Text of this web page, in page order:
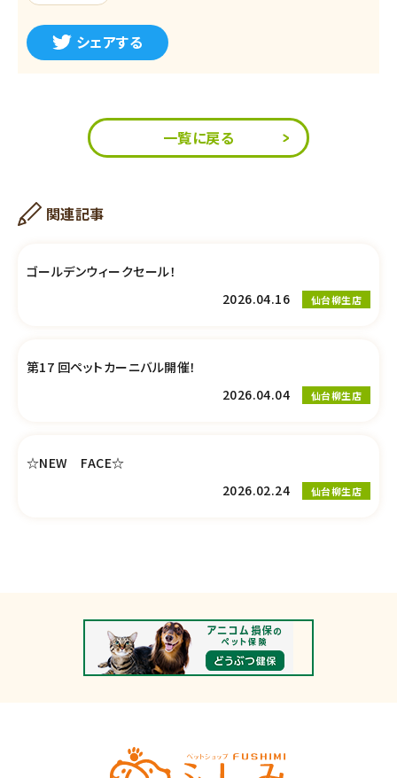
シェアする
一覧に戻る
関連記事
ゴールデンウィークセール！
2026.04.16
仙台柳生店
第17 回ペットカーニバル開催！
2026.04.04
仙台柳生店
☆NEW FACE☆
2026.02.24
仙台柳生店